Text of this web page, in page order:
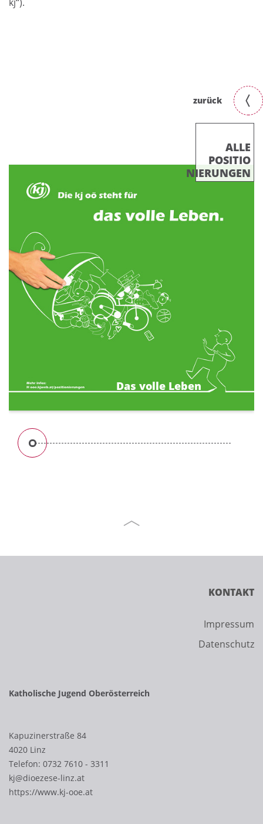
zurück
ALLE
POSITIO
NIERUNGEN
Das volle Leben
einzubringen, gemeinsam zu feiern, Neues
KONTAKT
Impressum
Datenschutz
Katholische Jugend Oberösterreich
Kapuzinerstraße 84
4020 Linz
Telefon: 0732 7610 - 3311
kj@dioezese-linz.at
https://www.kj-ooe.at